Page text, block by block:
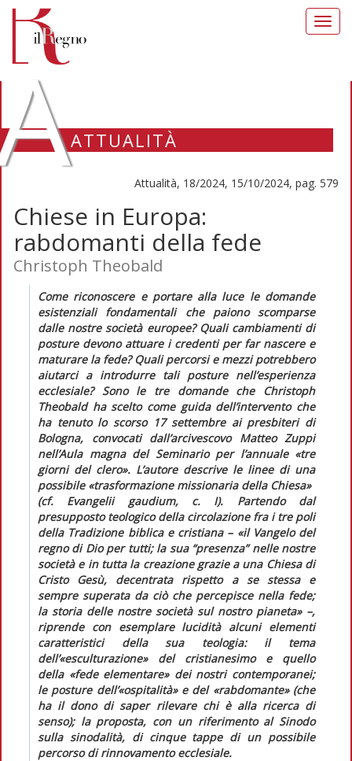
ATTUALITÀ
Attualità, 18/2024, 15/10/2024, pag. 579
Chiese in Europa:
rabdomanti della fede
Christoph Theobald
Come riconoscere e portare alla luce le domande
esistenziali fondamentaliche paiono scomparse
dalle nostre società europee? Quali cambiamenti di
posture devono attuare i credenti per far nascere e
maturare la fede? Qualipercorsi e mezzipotrebbero
aiutarci a introdurre tali posture nell’esperienza
ecclesiale? Sono le tre domande che Christoph
Theobald ha scelto come guida dell’intervento che
ha tenuto lo scorso 17 settembre ai presbiteri di
Bologna, convocati dall’arcivescovo Matteo Zuppi
nell’Aula magna del Seminario per l’annuale «tre
giorni del clero». L’autore descrive le linee di una
possibile «trasformazione missionaria della Chiesa»
(cf. Evangelii gaudium, c. I). Partendo dal
presupposto teologico della circolazione fra i tre poli
della Tradizione biblica e cristiana – «il Vangelo del
regno di Dio per tutti; la sua “presenza” nelle nostre
società e in tutta la creazione grazie a una Chiesa di
Cristo Gesù, decentrata rispetto a se stessa e
sempre superata da ciò che percepisce nella fede;
la storia delle nostre società sul nostro pianeta» –,
riprende con esemplare lucidità alcuni elementi
caratteristici della sua teologia: il tema
dell’«esculturazione» del cristianesimo e quello
della «fede elementare» dei nostri contemporanei;
le posture dell’«ospitalità» e del «rabdomante» (che
ha il dono di saper rilevare chi è alla ricerca di
senso); la proposta, con un riferimento al Sinodo
sulla sinodalità, di cinque tappe di un possibile
percorso di rinnovamento ecclesiale.